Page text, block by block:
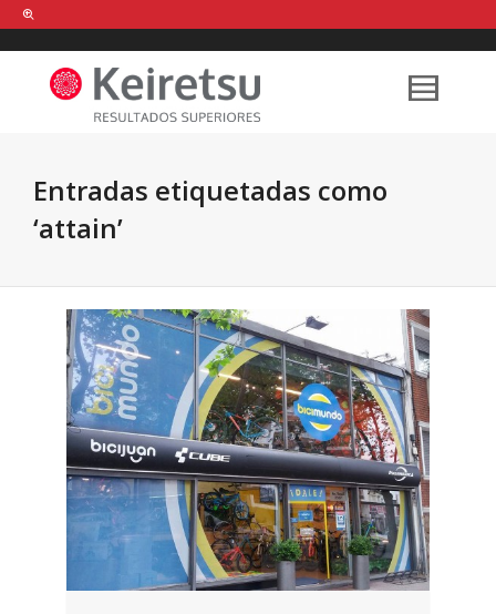
Help me Dante! I'm looking for new
shirts in a size medium
that cost
between £ . Show me all the
Entradas etiquetadas como
‘attain’